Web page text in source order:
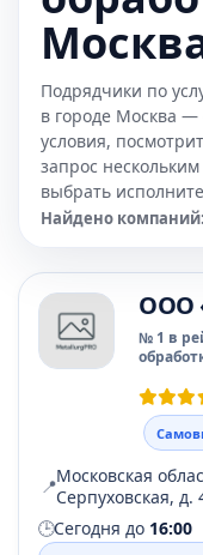
Подрядчики по
в городе Москва
условия,
запрос
выбрать
Найдено
№ 1 в
📍Московская
Серпуховская,
🕒Сегодня до 16:00